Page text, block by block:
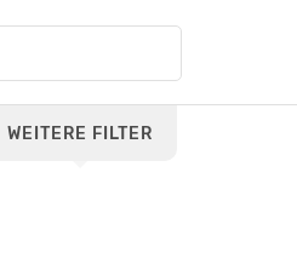
WEITERE FILTER